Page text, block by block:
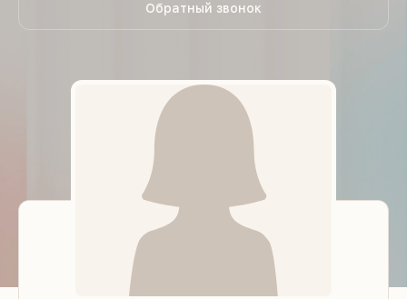
Обратный звонок